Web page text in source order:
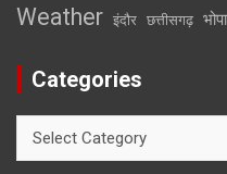
Weather इंदौर छत्तीसगढ़
Categories